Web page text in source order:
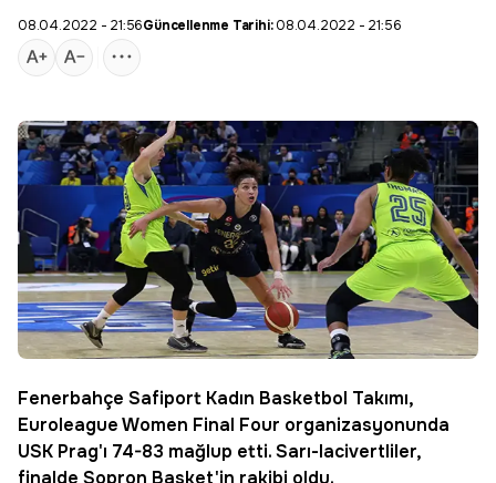
08.04.2022 - 21:56Güncellenme Tarihi:08.04.2022 - 21:56
Fenerbahçe Safiport Kadın Basketbol Takımı,
EuroleagueWomen Final Four organizasyonunda
USK Prag'ı 74-83 mağlup etti. Sarı-lacivertliler,
finalde Sopron Basket'in rakibi oldu.